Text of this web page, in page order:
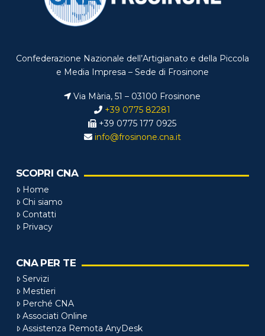
Confederazione Nazionale dell’Artigianato e della Piccola
e Media Impresa – Sede di Frosinone
Via Mària, 51 – 03100 Frosinone
+39 0775 82281
+39 0775 177 0925
info@frosinone.cna.it
SCOPRI CNA
Home
Chi siamo
Contatti
Privacy
CNA PER TE
Servizi
Mestieri
Perché CNA
Associati Online
Assistenza Remota AnyDesk